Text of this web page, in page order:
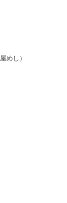
めし）